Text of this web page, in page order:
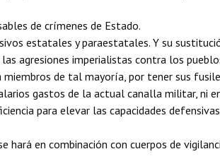
de crímenes de Estado.
estatales y paraestatales. Y su
agresiones imperialistas contra los
de tal mayoría, por tener sus
gastos de la actual canalla militar, ni
para elevar las capacidades
en combinación con cuerpos de